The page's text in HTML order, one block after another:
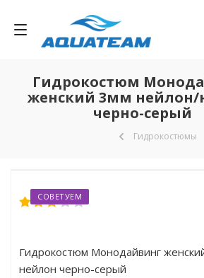
Гидрокостюм
женский 3мм нейлон/
черно-серый
Гидрокостюмы
СОВЕТУЕМ
Гидрокостюм Монодайвинг
нейлон черно-серый